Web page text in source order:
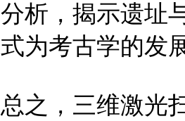
析，揭示遗址
为考古学的发
，三维激光扫